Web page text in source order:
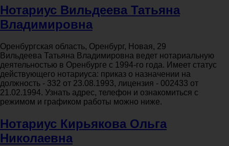
Нотариус Вильдеева Татьяна
Владимировна
Оренбургская область, Оренбург, Новая, 29
Вильдеева Татьяна Владимировна ведет нотариальную
деятельностью в Оренбурге с 1994-го года. Имеет статус
действующего нотариуса: приказ о назначении на
должность - 332 от 23.08.1993, лицензия - 002433 от
21.02.1994. Узнать адрес, телефон и ознакомиться с
режимом и графиком работы можно ниже.
Нотариус Кирьякова Ольга
Николаевна